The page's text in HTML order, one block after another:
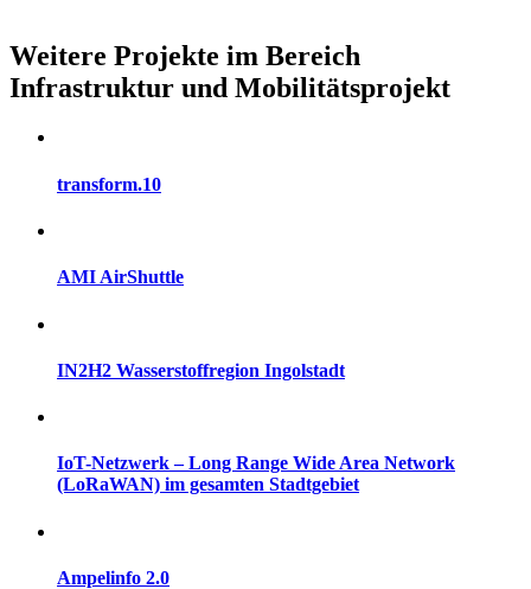
Weitere Projekte im Bereich
Infrastruktur und Mobilitätsprojekt
transform.10
AMI AirShuttle
IN2H2 Wasserstoffregion Ingolstadt
IoT-Netzwerk – Long Range Wide Area Network
(LoRaWAN) im gesamten Stadtgebiet
Ampelinfo 2.0